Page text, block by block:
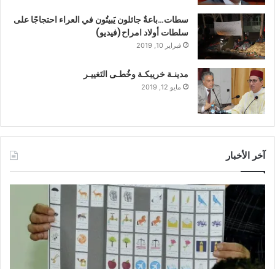
سطات…باعةٌ جائلون يَبيتُون في العراء احتجاجًا على
سلطات أولاد امراح(فيديو)
فبراير 10, 2019
مدينـة خريبكـة وخُطـى التَغييـر
مايو 12, 2019
آخر الأخبار